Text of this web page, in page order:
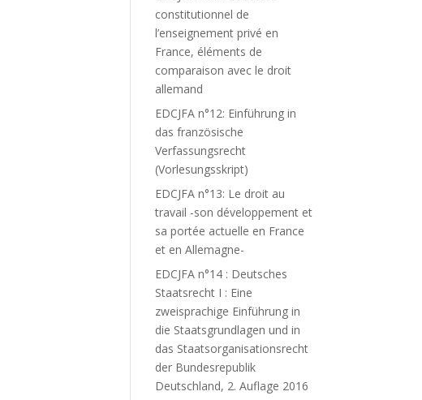
constitutionnel de
l’enseignement privé en
France, éléments de
comparaison avec le droit
allemand
EDCJFA n°12: Einführung in
das französische
Verfassungsrecht
(Vorlesungsskript)
EDCJFA n°13: Le droit au
travail -son développement et
sa portée actuelle en France
et en Allemagne-
EDCJFA n°14 : Deutsches
Staatsrecht I : Eine
zweisprachige Einführung in
die Staatsgrundlagen und in
das Staatsorganisationsrecht
der Bundesrepublik
Deutschland, 2. Auflage 2016